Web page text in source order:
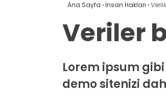
Ana Sayfa › İnsan Hakları ›
Veriler
Lorem ipsum
demo sitenizi